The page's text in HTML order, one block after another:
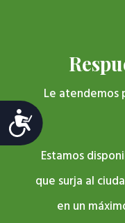
Accesibilidad
Le atendemos
Estamos
que surja al
en un